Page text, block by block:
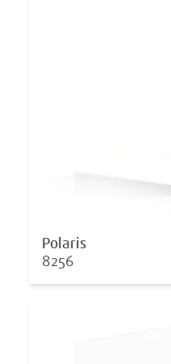
Polaris
8256